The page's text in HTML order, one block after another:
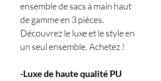
ensemble de sacs à main haut
de gamme en 3 pièces.
Découvrez le luxe et le style en
un seul ensemble. Achetez !
-Luxe de haute qualité PU